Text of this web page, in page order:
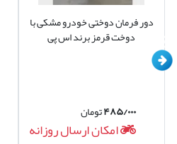
دور فرمان دوختی خودرو مشکی با
دوخت قرمز برند اس پی
۴۸۵/۰۰۰تومان
امکان ارسال روزانه